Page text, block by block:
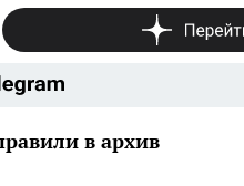
в архив